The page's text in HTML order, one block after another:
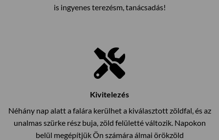
is ingyenes terezésm, tanácsadás!
Kivitelezés
Néhány nap alatt a falára kerülhet a kiválasztott zöldfal, és az
unalmas szürke rész buja, zöld felületté változik. Napokon
belül megépítjük Ön számára álmai örökzöld